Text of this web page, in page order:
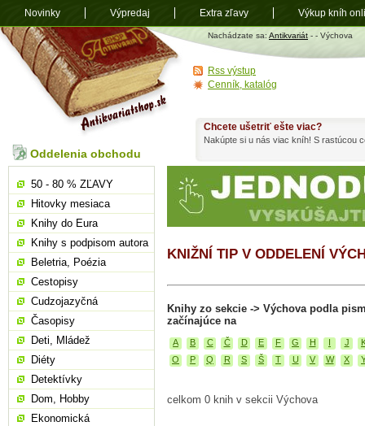
Antikvariát
shop.sk
Nachádzate sa: Antikvariát - - Výchova
KNIŽNÍ TIP V ODDELENÍ
Knihy zo sekcie -> Výchova podla
začínajúce na
A B C Č D E F G H J
O
P Q R S Š T U V W X
celkom 0 knih v sekcii Výchova
Chcete ušetriť ešte viac?
Nakúpte si u nás viac kníh! S rastúcou
Oddelenia obchodu
50 - 80 % ZĽAVY
Hitovky mesiaca
Knihy do Eura
Knihy s podpisom autora
Beletria, Poézia
Cestopisy
Cudzojazyčná
Časopisy
Deti, Mládež
Diéty
Detektívky
Dom, Hobby
Ekonomická
Rss výstup
Cenník, katalóg
Novinky Výpredaj Extra zľavy Výkup kníh